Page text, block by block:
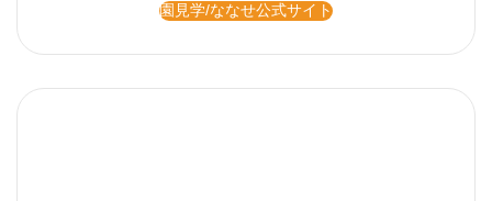
園見学/ななせ公式サイト